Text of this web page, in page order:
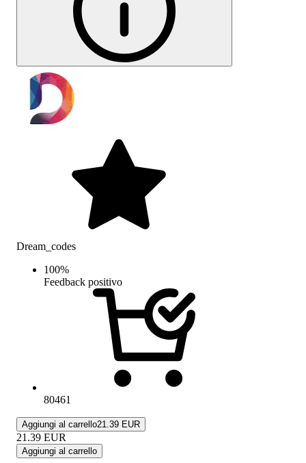
Dream_codes
100%
Feedback positivo
80461
Aggiungi al carrello21.39 EUR
21.39 EUR
Aggiungi al carrello